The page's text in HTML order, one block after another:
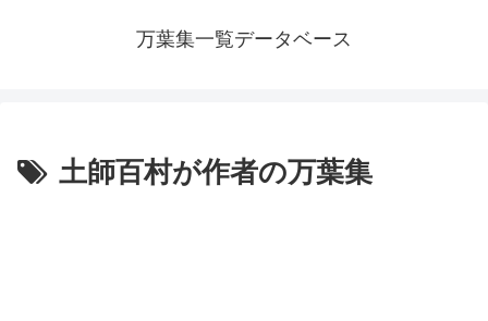
万葉集一覧データベース
土師百村が作者の万葉集